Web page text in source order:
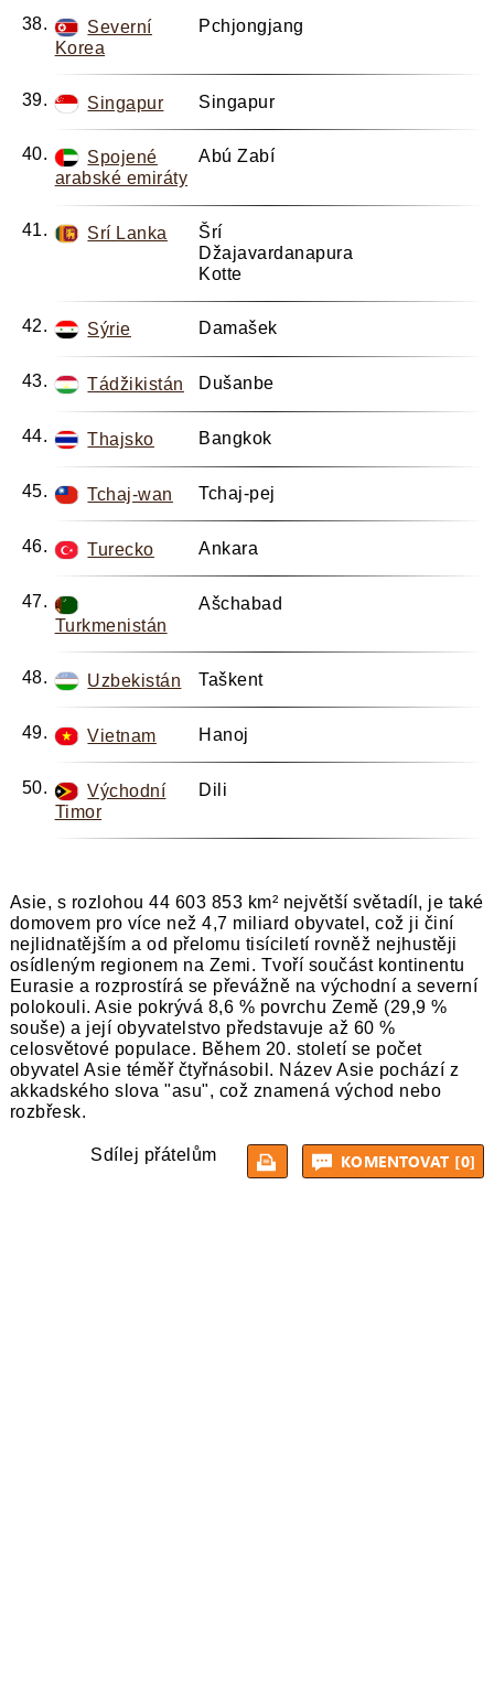
Severní
Korea
Pchjongjang
Singapur Singapur
Spojené
arabské emiráty
Abú Zabí
Srí Lanka
Šrí
Džajavardanapura
Kotte
Sýrie Damašek
Tádžikistán Dušanbe
Thajsko Bangkok
Tchaj-wan Tchaj-pej
Turecko Ankara
Turkmenistán
Ašchabad
Uzbekistán Taškent
Vietnam Hanoj
Východní
Timor
Dili
Asie, s rozlohou 44 603 853 km² největší světadíl, je také
domovem pro více než 4,7 miliard obyvatel, což ji činí
nejlidnatějším a od přelomu tisíciletí rovněž nejhustěji
osídleným regionem na Zemi. Tvoří součást kontinentu
Eurasie a rozprostírá se převážně na východní a severní
polokouli. Asie pokrývá 8,6 % povrchu Země (29,9 %
souše) a její obyvatelstvo představuje až 60 %
celosvětové populace. Během 20. století se počet
obyvatel Asie téměř čtyřnásobil. Název Asie pochází z
akkadského slova "asu", což znamená východ nebo
rozbřesk.
Sdílej přátelům